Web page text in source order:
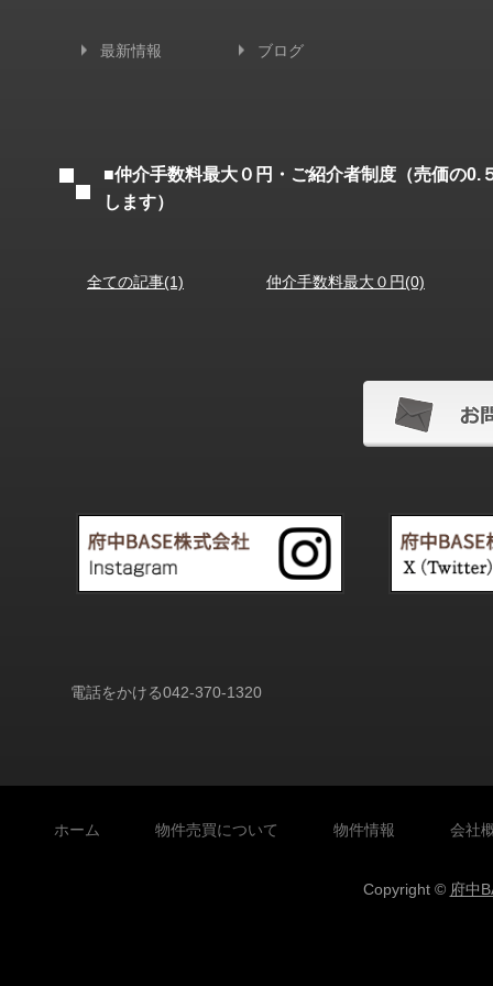
最新情報 ブログ
■仲介手数料最大０円・ご紹介者制度（売価の0.
します）
全ての記事(1) 仲介手数料最大０円(0)
電話をかける042-370-1320
ホーム 物件売買について 物件情報 会社
Copyright © 府中